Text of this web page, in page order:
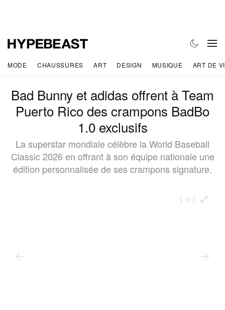
MODE CHAUSSURES ART DESIGN MUSIQUE ART DE
Bad Bunny et adidas offrent à Team
Puerto Rico des crampons BadBo
1.0 exclusifs
La superstar mondiale célèbre la World Baseball
Classic 2026 en offrant à son équipe nationale une
édition personnalisée de ses crampons signature.
1 of 2